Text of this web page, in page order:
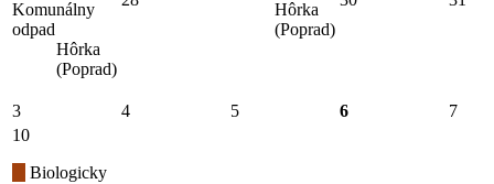
Komunálny
odpad
Hôrka
(Poprad)
Hôrka
(Poprad)
3 4 5 6
7
10
Biologicky